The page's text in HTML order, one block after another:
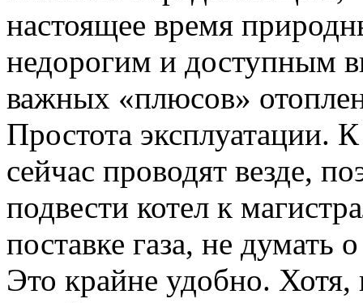
настоящее время
недорогим и доступным
важных «плюсов»
Простота эксплуатации.
сейчас проводят везде,
подвести котел к
поставке газа, не думать
Это крайне удобно. Хотя,